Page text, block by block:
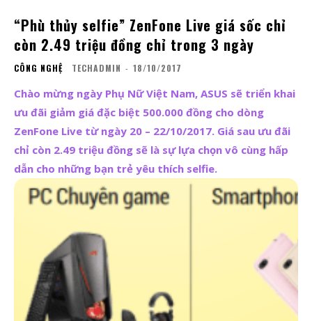
“Phù thủy selfie” ZenFone Live giá sốc chỉ
còn 2.49 triệu đồng chỉ trong 3 ngày
CÔNG NGHỆ TECHADMIN - 18/10/2017
Chào mừng ngày Phụ Nữ Việt Nam, ASUS sẽ triển khai
ưu đãi giảm giá đặc biệt 500.000 đồng cho dòng
ZenFone Live từ ngày 20 – 22/10/2017. Giá sau ưu đãi
chỉ còn 2.49 triệu đồng sẽ là sự lựa chọn vô cùng hấp
dẫn cho những bạn trẻ yêu thích selfie.